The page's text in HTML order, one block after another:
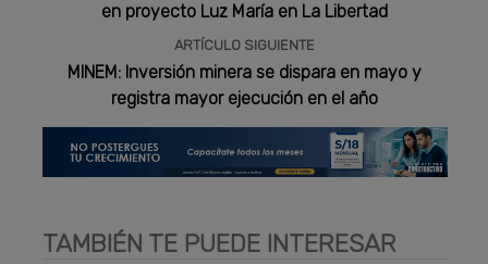
en proyecto Luz María en La Libertad
ARTÍCULO SIGUIENTE
MINEM: Inversión minera se dispara en mayo y
registra mayor ejecución en el año
TAMBIÉN TE PUEDE INTERESAR